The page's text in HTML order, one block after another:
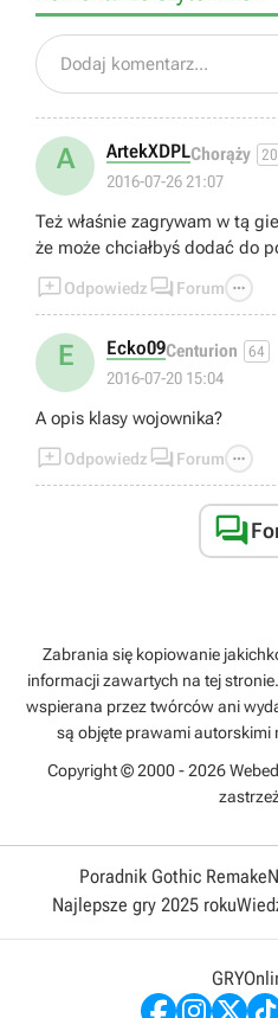
Dodaj komentarz...
A ArtekXDPLChorąży 20
2016-07-26 21:07
Też właśnie zagrywam w tą
że może chciałbyś dodać do
Odpowiedz  Forum 
E Ecko09Centurion 64
2016-07-20 15:04
A opis klasy wojownika?
Odpowiedz  Forum 

Zabrania się kopiowanie
informacji zawartych na tej
wspierana przez twórców ani
są objęte prawami autorskimi
Copyright © 2000 - 2026
Poradnik Gothic Remake
Najlepsze gry 2025 roku